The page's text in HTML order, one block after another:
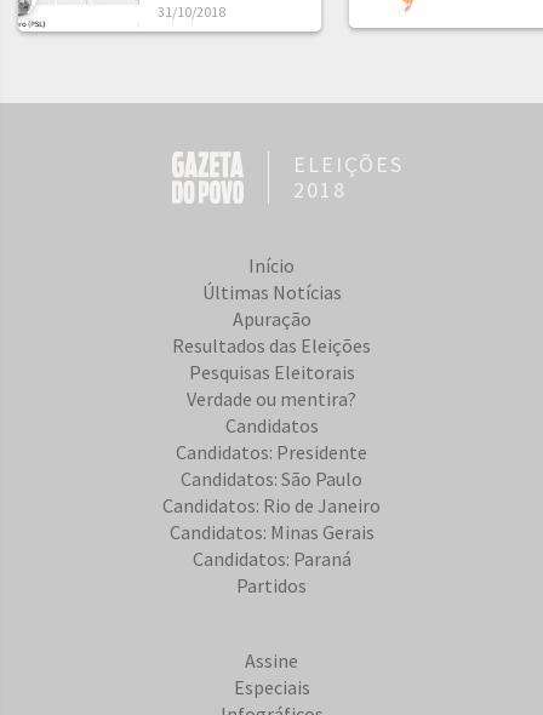
31/10/2018
ELEIÇÕES
2018
Início
Últimas Notícias
Apuração
Resultados das Eleições
Pesquisas Eleitorais
Verdade ou mentira?
Candidatos
Candidatos: Presidente
Candidatos: São Paulo
Candidatos: Rio de Janeiro
Candidatos: Minas Gerais
Candidatos: Paraná
Partidos
Assine
Especiais